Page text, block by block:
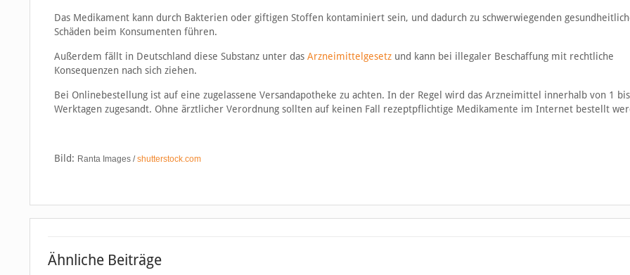
Das Medikament kann durch Bakterien oder giftigen Stoffen kontaminiert sein, und dadurch zu schwerwiegenden
Schäden beim Konsumenten führen.
Außerdem fällt in Deutschland diese Substanz unter das Arzneimittelgesetzund kann bei illegaler Beschaffung mit rechtliche
Konsequenzen nach sich ziehen.
Bei Onlinebestellung ist auf eine zugelassene Versandapotheke zu achten. In der Regel wird das Arzneimittel innerhalb von 1
Werktagen zugesandt. Ohne ärztlicher Verordnung sollten auf keinen Fall rezeptpflichtige Medikamente im Internet bestellt
Bild: Ranta Images / shutterstock.com
Ähnliche Beiträge